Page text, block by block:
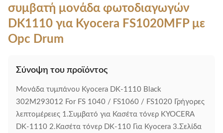
συμβατή μονάδα φωτοδιαγωγών
DK1110 για Kyocera FS1020MFP με
Opc Drum
Σύνοψη του προϊόντος
Μονάδα τυμπάνου Kyocera DK-1110 Black
302M293012 For FS 1040 / FS1060 / FS1020 Γρήγορες
λεπτομέρειες 1.Συμβατό για Κασέτα τόνερ KYOCERA
DK-1110 2.Κασέτα τόνερ DK-110 Για Kyocera 3.Σελίδα